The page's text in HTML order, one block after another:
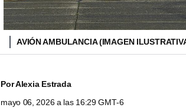
AVIÓN AMBULANCIA (IMAGEN
PorAlexia Estrada
mayo 06, 2026 a las 16:29 GMT-6